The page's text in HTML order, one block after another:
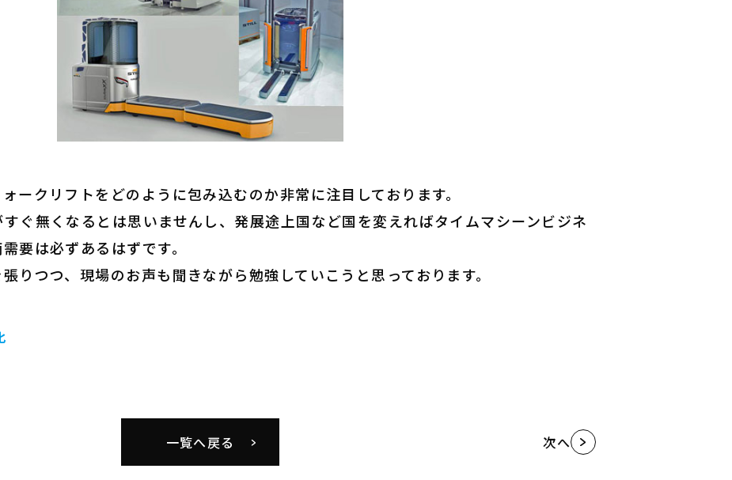
ークリフトをどのように包み込むのか非常に注目しております。
ぐ無くなるとは思いませんし、発展途上国など国を変えればタイムマシーンビジネ
要は必ずあるはずです。
りつつ、現場のお声も聞きながら勉強していこうと思っております。
一覧へ戻る 次へ